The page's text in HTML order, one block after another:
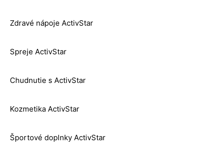
Zdravé nápoje ActivStar
Spreje ActivStar
Chudnutie s ActivStar
Kozmetika ActivStar
Športové doplnky ActivStar